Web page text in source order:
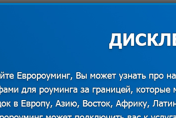
4 недели
устройства
повторно до окончания его срока
не достаточно, у оператора есть